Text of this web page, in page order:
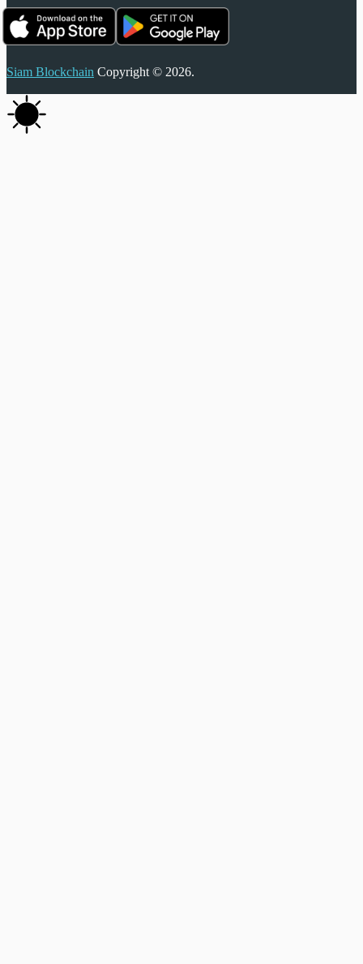
Siam Blockchain Copyright © 2026.